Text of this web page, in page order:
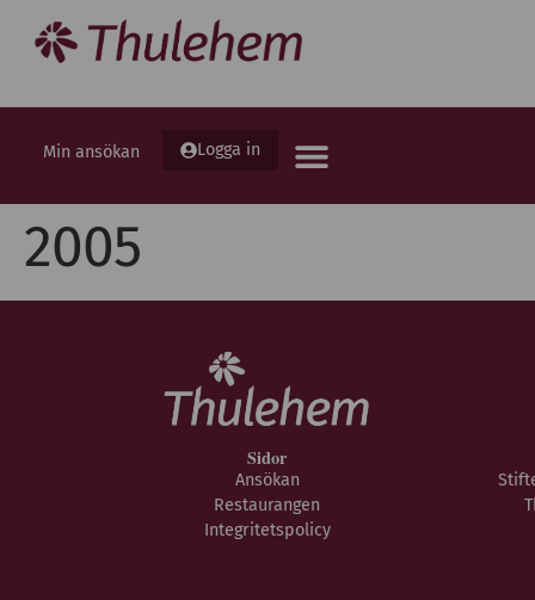
Min ansökan Logga in
2005
Sidor
Ansökan
Restaurangen
Integritetspolicy